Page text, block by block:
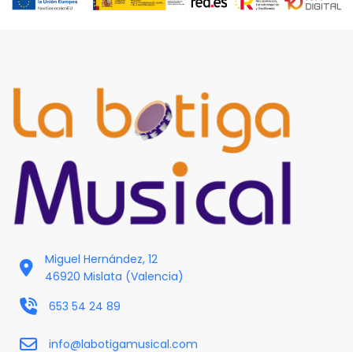
Miguel Hernández, 12
46920 Mislata (Valencia)
653 54 24 89
info@labotigamusical.com